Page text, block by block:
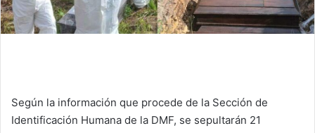
Según la información que procede de la Sección de
Identificación Humana de la DMF, se sepultarán 21